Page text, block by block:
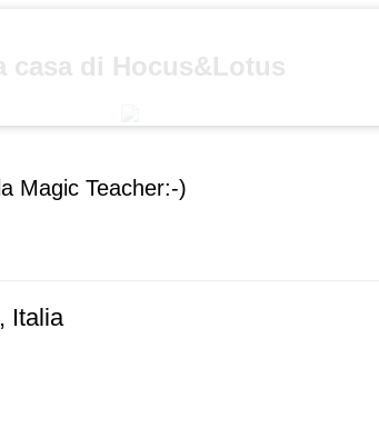
casa di Hocus&Lotus
Magic Teacher:-)
Italia